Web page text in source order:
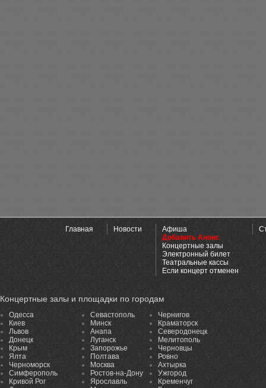
Главная Новости
Афиша
Добавить Анонс
Концертные залы
Электронный билет
Театральные кассы
Если концерт отменен
Концертные залы и площадки по городам
Одесса
Киев
Львов
Донецк
Крым
Ялта
Черноморск
Симферополь
Кривой Рог
Севастополь
Минск
Анапа
Луганск
Запорожье
Полтава
Москва
Ростов-на-Дону
Ярославль
Чернигов
Краматорск
Северодонецк
Мелитополь
Черновцы
Ровно
Ахтырка
Ужгород
Кременчуг